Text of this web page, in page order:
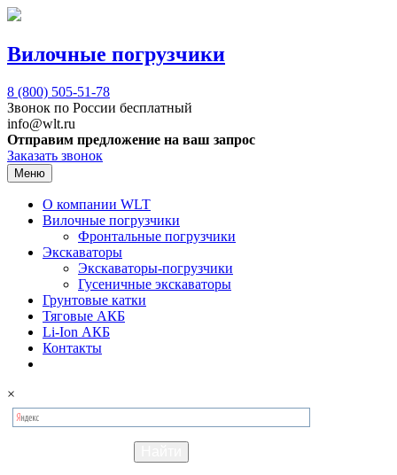
Вилочные погрузчики
8 (800) 505-51-78
Звонок по России бесплатный
info@wlt.ru
Отправим предложение на ваш запрос
Заказать звонок
Меню
О компании WLT
Вилочные погрузчики
Фронтальные погрузчики
Экскаваторы
Экскаваторы-погрузчики
Гусеничные экскаваторы
Грунтовые катки
Тяговые АКБ
Li-Ion АКБ
Контакты
×